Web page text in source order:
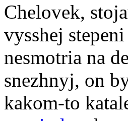
Chelovek,
vysshej
nesmotria na
snezhnyj, on
kakom-to